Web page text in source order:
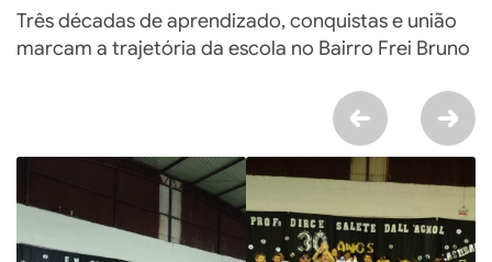
Três décadas de aprendizado, conquistas e união
marcam a trajetória da escola no Bairro Frei Bruno